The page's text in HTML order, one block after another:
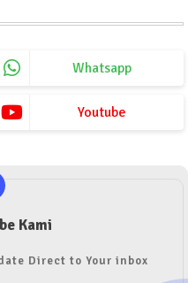
Whatsapp
Youtube
Kami
Direct to Your inbox